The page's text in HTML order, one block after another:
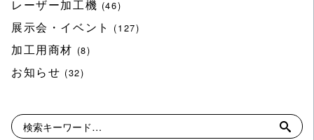
レーザー加工機 (46)
展示会・イベント (127)
加工用商材 (8)
お知らせ (32)